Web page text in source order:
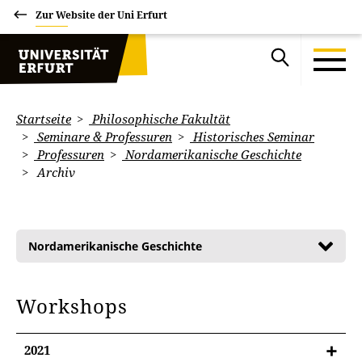
Zur Website der Uni Erfurt
Startseite
Philosophische Fakultät
Seminare & Professuren
Historisches Seminar
Professuren
Nordamerikanische Geschichte
Archiv
Nordamerikanische Geschichte
Workshops
2021